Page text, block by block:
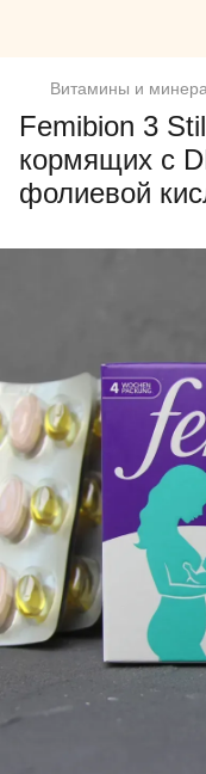
Витамины и
Femibion 3
кормящих с
фолиевой